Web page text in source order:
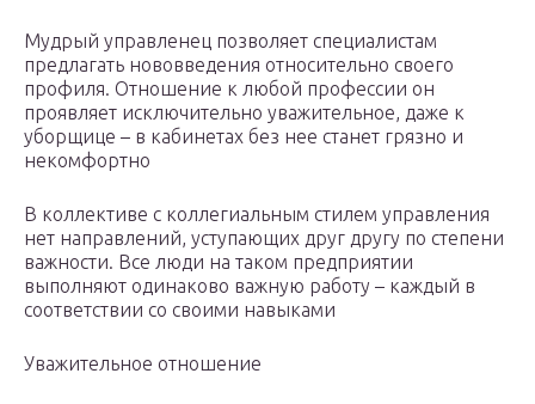
Мудрый управленец позволяет специалистам
предлагать нововведения относительно своего
профиля. Отношение к любой профессии он
проявляет исключительно уважительное, даже к
уборщице – в кабинетах без нее станет грязно и
некомфортно
В коллективе с коллегиальным стилем управления
нет направлений, уступающих друг другу по степени
важности. Все люди на таком предприятии
выполняют одинаково важную работу – каждый в
соответствии со своими навыками
Уважительное отношение